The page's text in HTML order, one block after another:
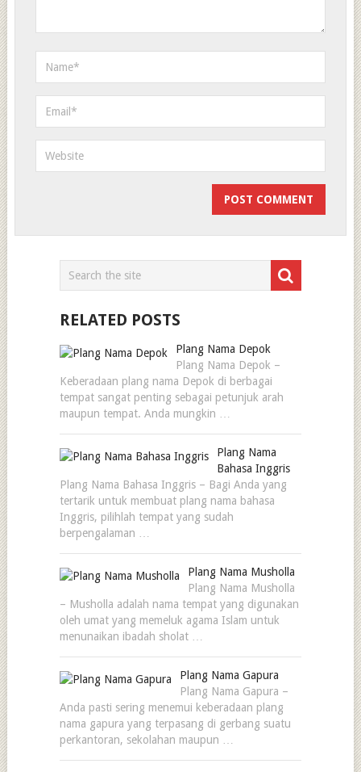
RELATED POSTS
Plang Nama Depok
Plang Nama Depok –
Keberadaan plang nama Depok di berbagai
tempat sangat penting sebagai petunjuk arah
maupun tempat. Anda mungkin …
Plang Nama
Bahasa Inggris
Plang Nama Bahasa Inggris – Bagi Anda yang
tertarik untuk membuat plang nama bahasa
Inggris, pilihlah tempat yang sudah
berpengalaman …
Plang Nama Musholla
Plang Nama Musholla
– Musholla adalah nama tempat yang digunakan
oleh umat yang memeluk agama Islam untuk
menunaikan ibadah sholat …
Plang Nama Gapura
Plang Nama Gapura –
Anda pasti sering menemui keberadaan plang
nama gapura yang terpasang di gerbang suatu
perkantoran, sekolahan maupun …